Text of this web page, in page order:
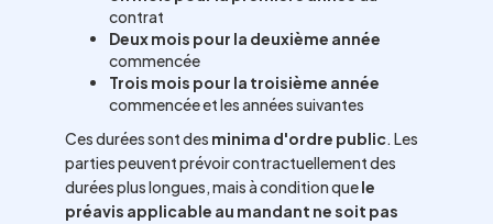
contrat
Deux mois pour la deuxième année
commencée
Trois mois pour la troisième année
commencée et les années suivantes
Ces durées sont des minima d'ordre public. Les
parties peuvent prévoir contractuellement des
durées plus longues, mais à condition quele
préavis applicable au mandant ne soit pas